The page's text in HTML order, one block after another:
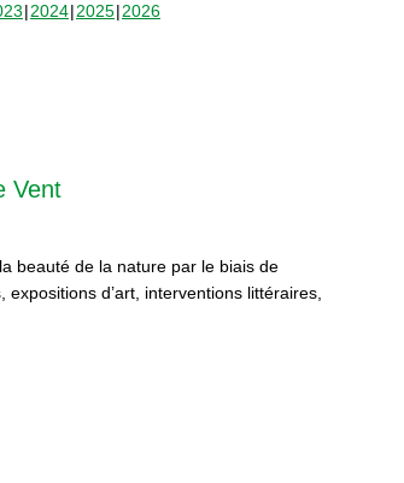
2024 2025 2026
Vent
beauté de la nature par le biais de
d’art, interventions littéraires,